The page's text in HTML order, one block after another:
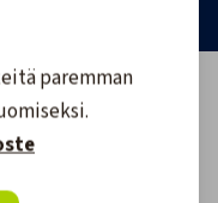
paremman